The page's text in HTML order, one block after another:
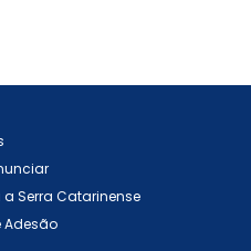
Serra Catarinense
Adesão